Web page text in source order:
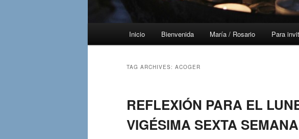
Inicio Bienvenida María / Rosario Para
TAG ARCHIVES: ACOGER
REFLEXIÓN PARA EL
VIGÉSIMA SEXTA